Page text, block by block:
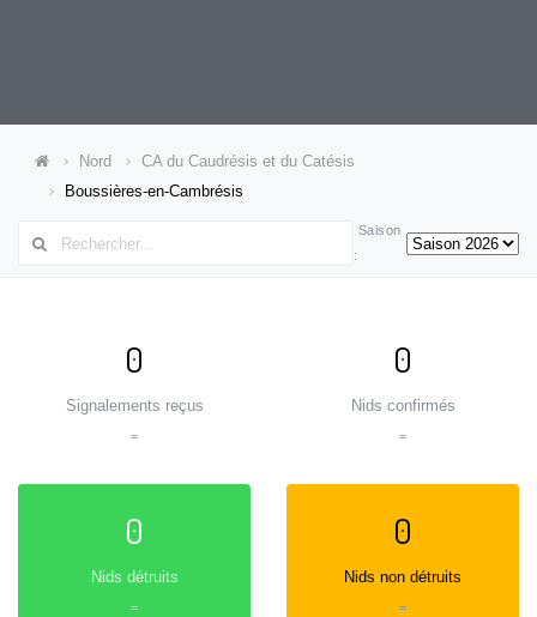
Nord
CA du Caudrésis et du Catésis
Boussières-en-Cambrésis
Saison
:
0
Signalements reçus
=
0
Nids confirmés
=
0
Nids détruits
=
0
Nids non détruits
=